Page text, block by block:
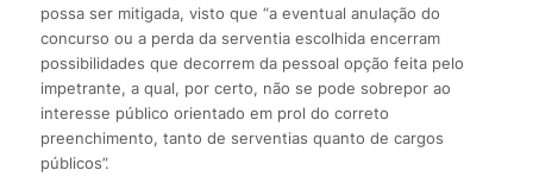
possa ser mitigada, visto que “a eventual anulação do
concurso ou a perda da serventia escolhida encerram
possibilidades que decorrem da pessoal opção feita pelo
impetrante, a qual, por certo, não se pode sobrepor ao
interesse público orientado em prol do correto
preenchimento, tanto de serventias quanto de cargos
públicos”.